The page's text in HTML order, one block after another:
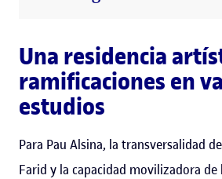
Una residencia
ramificaciones en
estudios
Para Pau Alsina, la transversalidad
Farid y la capacidad movilizadora